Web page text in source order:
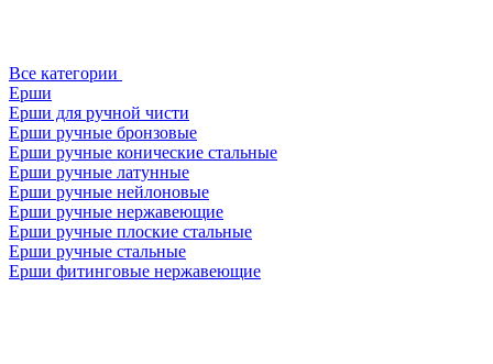
Все категории
Ерши
Ерши для ручной чисти
Ерши ручные бронзовые
Ерши ручные конические стальные
Ерши ручные латунные
Ерши ручные нейлоновые
Ерши ручные нержавеющие
Ерши ручные плоские стальные
Ерши ручные стальные
Ерши фитинговые нержавеющие